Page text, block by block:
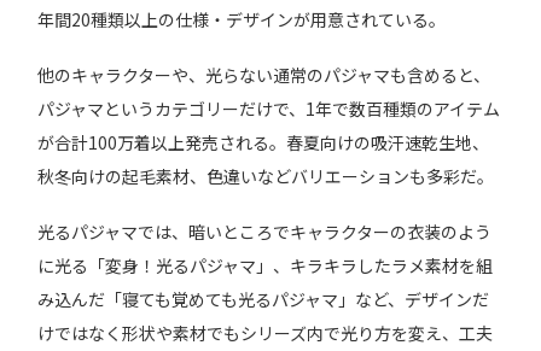
年間20種類以上の仕様・デザインが用意されている。
他のキャラクターや、光らない通常のパジャマも含めると、
パジャマというカテゴリーだけで、1年で数百種類のアイテム
が合計100万着以上発売される。春夏向けの吸汗速乾生地、
秋冬向けの起毛素材、色違いなどバリエーションも多彩だ。
光るパジャマでは、暗いところでキャラクターの衣装のよう
に光る「変身！光るパジャマ」、キラキラしたラメ素材を組
み込んだ「寝ても覚めても光るパジャマ」など、デザインだ
けではなく形状や素材でもシリーズ内で光り方を変え、工夫